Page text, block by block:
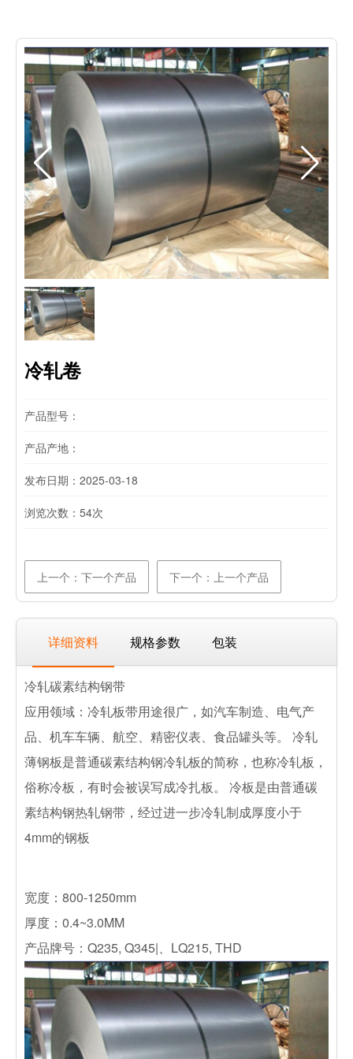
冷轧卷
产品型号：
产品产地：
发布日期：2025-03-18
浏览次数： 54次
上一个：下一个产品 下一个：上一个产品
详细资料 规格参数 包装
冷轧碳素结构钢带
应用领域：冷轧板带用途很广，如汽车制造、电气产
品、机车车辆、航空、精密仪表、食品罐头等。 冷轧
薄钢板是普通碳素结构钢冷轧板的简称，也称冷轧板，
俗称冷板，有时会被误写成冷扎板。 冷板是由普通碳
素结构钢热轧钢带，经过进一步冷轧制成厚度小于
4mm的钢板
宽度：800-1250mm
厚度：0.4~3.0MM
产品牌号：Q235, Q345|、LQ215, THD